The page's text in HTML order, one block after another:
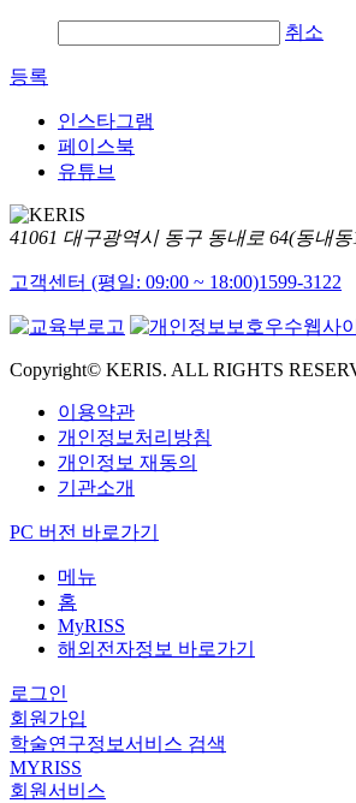
취소
등록
인스타그램
페이스북
유튜브
41061 대구광역시 동구 동내로 64(동내동
고객센터 (평일: 09:00 ~ 18:00)1599-3122
Copyright© KERIS. ALL RIGHTS
이용약관
개인정보처리방침
개인정보 재동의
기관소개
PC 버전 바로가기
메뉴
홈
MyRISS
해외전자정보 바로가기
로그인
회원가입
학술연구정보서비스 검색
MYRISS
회원서비스